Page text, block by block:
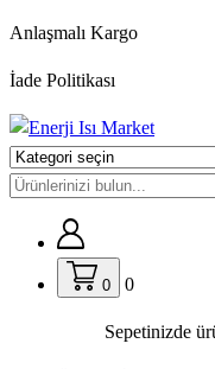
İçeriğe
Anlaşmalı Kargo
İade Politikası
0 0
Sepetinizde